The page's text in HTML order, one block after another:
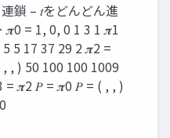
鎖 – 𝑡をどんどん進
= 1, 0, 0 1 3 1 𝝅1
5 17 37 29 2 𝝅2 =
, ) 50 100 100 1009
= 𝝅2 𝑃 = 𝝅0 𝑃 = ( , , )